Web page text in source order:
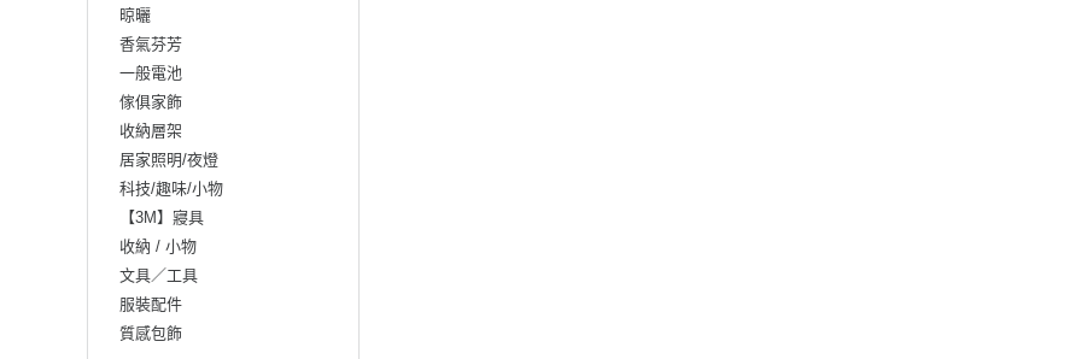
晾曬
香氣芬芳
一般電池
傢俱家飾
收納層架
居家照明/夜燈
科技/趣味/小物
【3M】寢具
收納 / 小物
文具／工具
服裝配件
質感包飾